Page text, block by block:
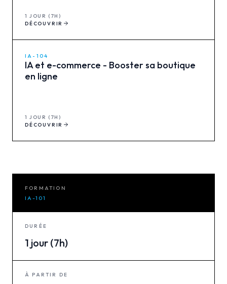
1 JOUR (7H)
DÉCOUVRIR
IA-104
IA et e-commerce - Booster sa boutique
en ligne
1 JOUR (7H)
DÉCOUVRIR
FORMATION
IA-101
DURÉE
1 jour (7h)
À PARTIR DE